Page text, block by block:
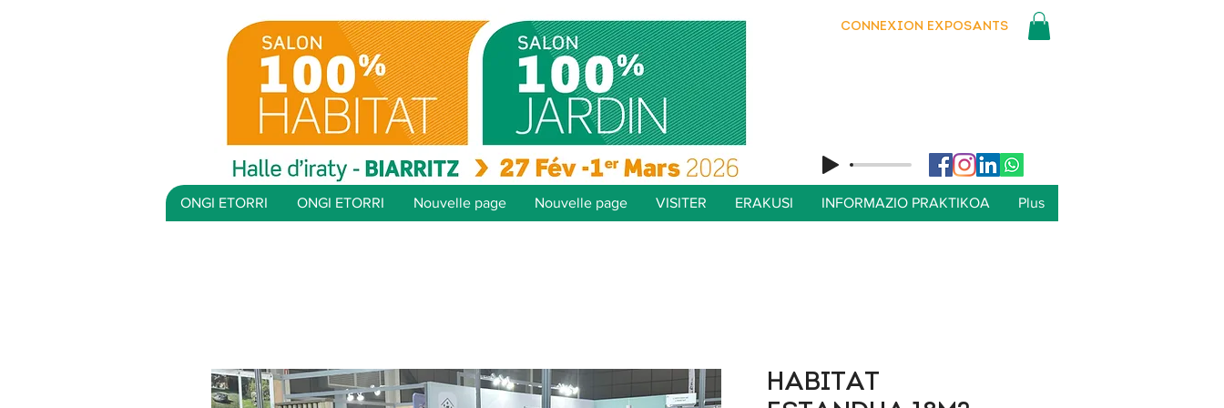
CONNEXION EXPOSANTS
ONGI ETORRI ONGI ETORRI Nouvelle page Nouvelle page VISITER ERAKUSI INFORMAZIO PRAKTIKOA Plus
HABITAT